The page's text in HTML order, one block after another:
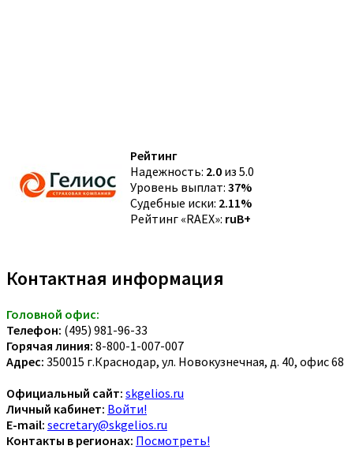
Рейтинг
Надежность: 2.0 из 5.0
Уровень выплат: 37%
Судебные иски: 2.11%
Рейтинг «RAEX»: ruB+
Контактная информация
Головной офис:
Телефон: (495) 981-96-33
Горячая линия: 8-800-1-007-007
Адрес: 350015 г.Краснодар, ул. Новокузнечная, д. 40, офис 68
Официальный сайт: skgelios.ru
Личный кабинет: Войти!
E-mail: secretary@skgelios.ru
Контакты в регионах: Посмотреть!